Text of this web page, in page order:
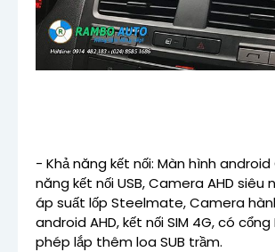
- Khả năng kết nối: Màn hình
năng kết nối USB, Camera AHD siêu
áp suất lốp Steelmate, Camera
android AHD, kết nối SIM 4G, có
phép lắp thêm loa SUB trầm.